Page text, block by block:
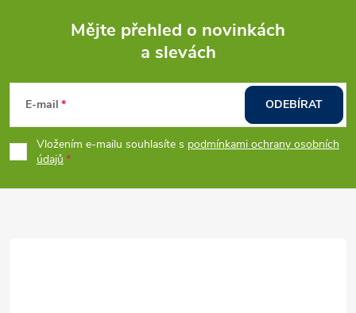
p
a
Mějte přehled o novinkách
a slevách
E-mail
Vložením e-mailu souhlasíte s podmínkami ochrany osobních
údajů
ODEBÍRAT